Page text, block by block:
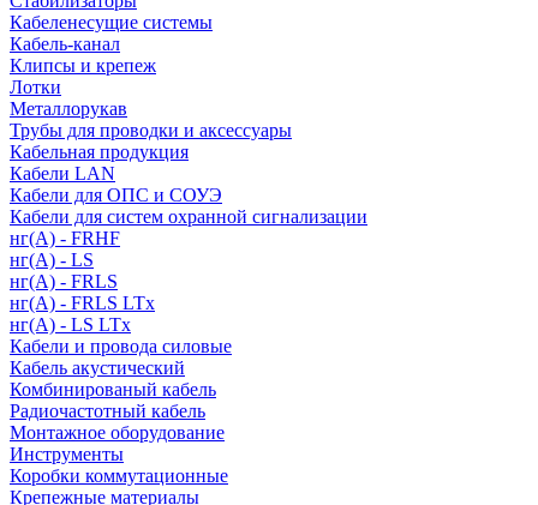
Кабеленесущие системы
Кабель-канал
Клипсы и крепеж
Лотки
Металлорукав
Трубы для проводки и аксессуары
Кабельная продукция
Кабели LAN
Кабели для ОПС и СОУЭ
Кабели для систем охранной сигнализации
нг(A) - FRHF
нг(A) - LS
нг(А) - FRLS
нг(А) - FRLS LTx
нг(А) - LS LTx
Кабели и провода силовые
Кабель акустический
Комбинированый кабель
Радиочастотный кабель
Монтажное оборудование
Инструменты
Коробки коммутационные
Крепежные материалы